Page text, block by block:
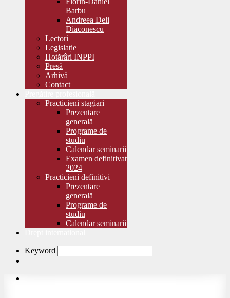
Barbu
Andreea Deli
Diaconescu
Lectori
Legislație
Hotărâri INPPI
Presă
Arhivă
Contact
Practicieni stagiari
Prezentare
generală
Programe de
studiu
Calendar seminarii
Examen definitivat
2024
Practicieni definitivi
Prezentare
generală
Programe de
studiu
Calendar seminarii
Keyword